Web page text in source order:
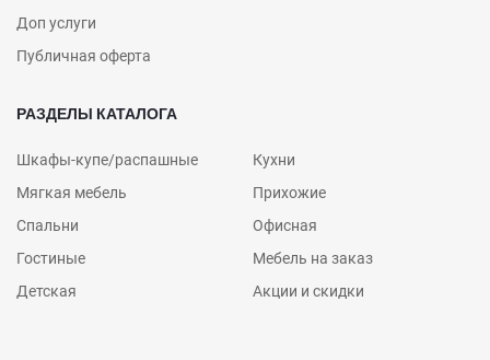
Доп услуги
Публичная оферта
РАЗДЕЛЫ КАТАЛОГА
Шкафы-купе/распашные
Мягкая мебель
Спальни
Гостиные
Детская
Кухни
Прихожие
Офисная
Мебель на заказ
Акции и скидки